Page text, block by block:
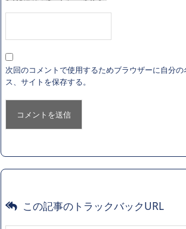
次回のコメントで使用するためブラウザーに自分
ス、サイトを保存する。
この記事のトラックバックURL